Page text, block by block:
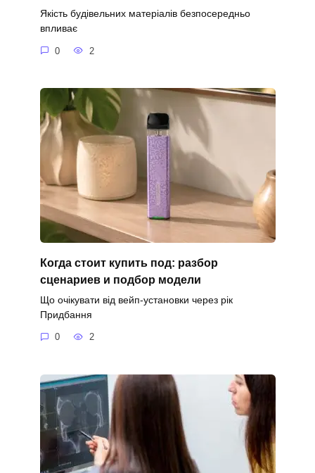
Якість будівельних матеріалів безпосередньо
впливає
0 2
Когда стоит купить под: разбор
сценариев и подбор модели
Що очікувати від вейп-установки через рік
Придбання
0 2